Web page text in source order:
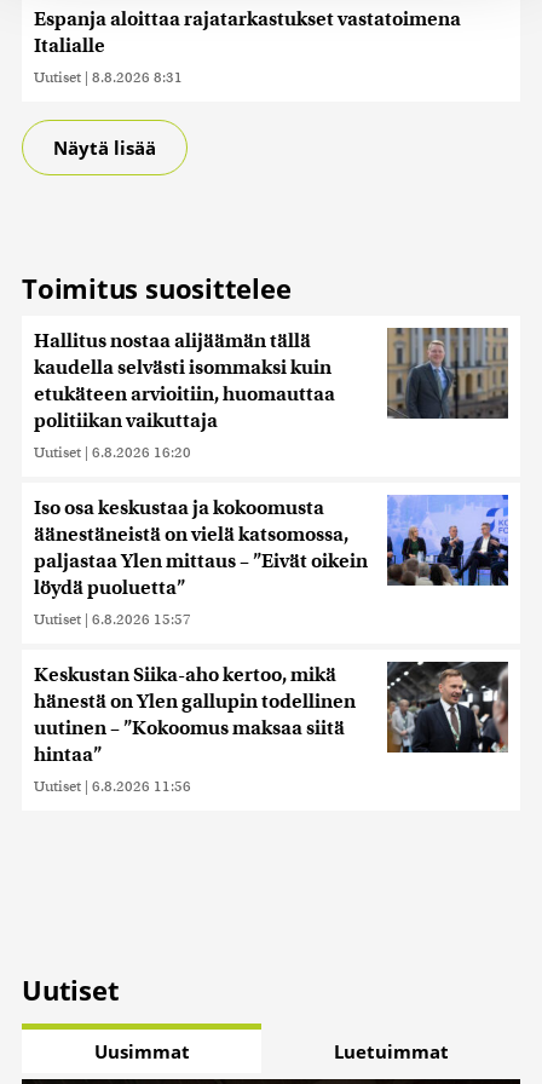
jaamme sosiaalisen median, mainosalan ja analytiikka-
alan kumppaneillemme tietoja siitä, miten käytät
sivustoamme. Kumppanimme voivat yhdistää näitä
kerätty, kun olet käyttänyt heidän palvelujaan. Tietoja
saatetaan myös siirtää ulkomaille.
Espanja aloittaa rajatarkastukset vastatoimena
Italialle
Uutiset | 8.8.2026 8:31
Näytä lisää
Toimitus suosittelee
Hallitus nostaa alijäämän tällä
kaudella selvästi isommaksi kuin
etukäteen arvioitiin, huomauttaa
politiikan vaikuttaja
Uutiset | 6.8.2026 16:20
Iso osa keskustaa ja kokoomusta
äänestäneistä on vielä katsomossa,
paljastaa Ylen mittaus – ”Eivät oikein
löydä puoluetta”
Uutiset | 6.8.2026 15:57
Keskustan Siika-aho kertoo, mikä
hänestä on Ylen gallupin todellinen
uutinen – ”Kokoomus maksaa siitä
hintaa”
Uutiset | 6.8.2026 11:56
Uutiset
Uusimmat Luetuimmat